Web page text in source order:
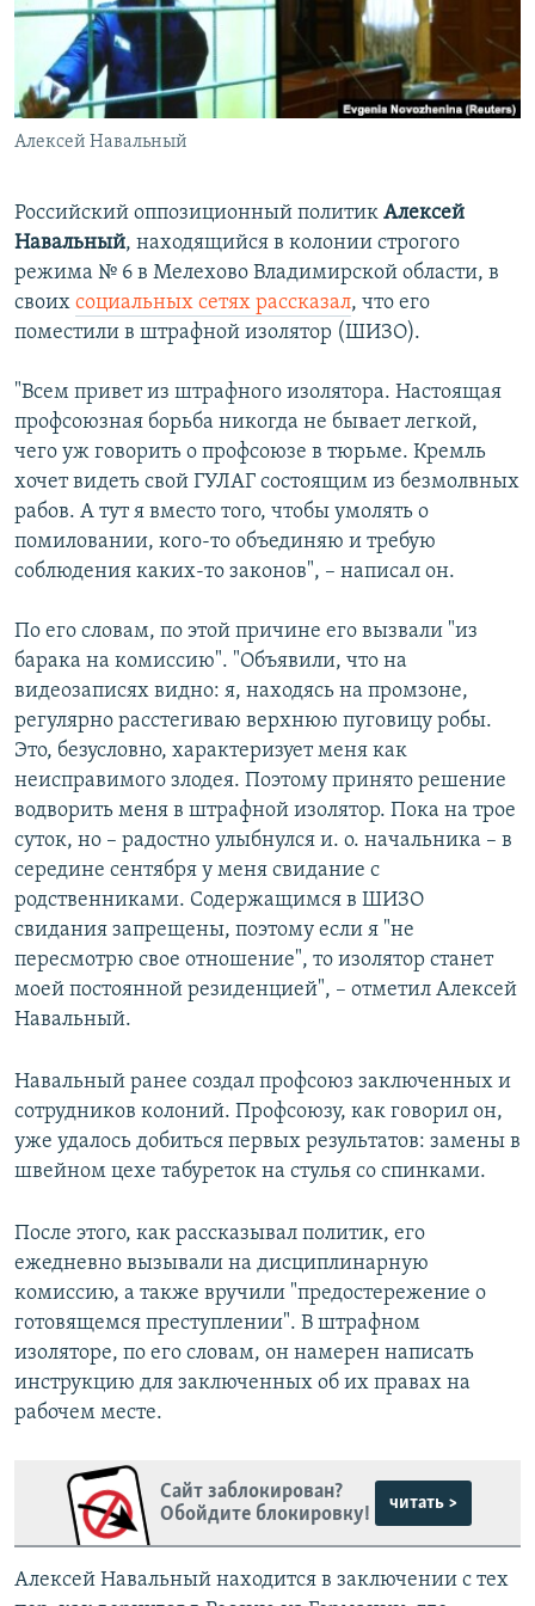
ПОБЕДИТЕЛЕЙ НЕ СУДЯТ?
КРЫМ.НЕПОКОРЕННЫЙ
ELIFBE
УКРАИНСКАЯ ПРОБЛЕМА КРЫМА
ПРИСОЕДИНЯЙТЕСЬ!
Алексей Навальный
Российский оппозиционный политик Алексей
Навальный, находящийся в колонии строгого
режима № 6 в Мелехово Владимирской области, в
своих социальных сетях рассказал, что его
поместили в штрафной изолятор (ШИЗО).
"Всем привет из штрафного изолятора. Настоящая
профсоюзная борьба никогда не бывает легкой,
чего уж говорить о профсоюзе в тюрьме. Кремль
хочет видеть свой ГУЛАГ состоящим из безмолвных
рабов. А тут я вместо того, чтобы умолять о
помиловании, кого-то объединяю и требую
соблюдения каких-то законов", – написал он.
По его словам, по этой причине его вызвали "из
барака на комиссию". "Объявили, что на
видеозаписях видно: я, находясь на промзоне,
регулярно расстегиваю верхнюю пуговицу робы.
Это, безусловно, характеризует меня как
неисправимого злодея. Поэтому принято решение
водворить меня в штрафной изолятор. Пока на трое
суток, но – радостно улыбнулся и. о. начальника – в
середине сентября у меня свидание с
родственниками. Содержащимся в ШИЗО
свидания запрещены, поэтому если я "не
пересмотрю свое отношение", то изолятор станет
моей постоянной резиденцией", – отметил Алексей
Навальный.
Навальный ранее создал профсоюз заключенных и
сотрудников колоний. Профсоюзу, как говорил он,
уже удалось добиться первых результатов: замены в
швейном цехе табуреток на стулья со спинками.
После этого, как рассказывал политик, его
ежедневно вызывали на дисциплинарную
комиссию, а также вручили "предостережение о
готовящемся преступлении". В штрафном
изоляторе, по его словам, он намерен написать
инструкцию для заключенных об их правах на
рабочем месте.
Сайт заблокирован?
Обойдите блокировку!
читать >
Алексей Навальный находится в заключении с тех